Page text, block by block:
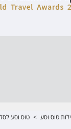
טוס וסע > טוס וסע